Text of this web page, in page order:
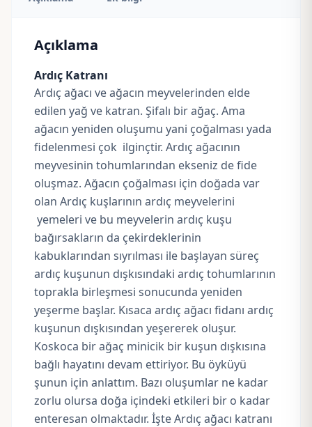
Açıklama
Ardıç Katranı
Ardıç ağacı ve ağacın meyvelerinden elde
edilen yağ ve katran. Şifalı bir ağaç. Ama
ağacın yeniden oluşumu yani çoğalması yada
fidelenmesi çok ilginçtir. Ardıç ağacının
meyvesinin tohumlarından ekseniz de fide
oluşmaz. Ağacın çoğalması için doğada var
olan Ardıç kuşlarının ardıç meyvelerini
yemeleri ve bu meyvelerin ardıç kuşu
bağırsakların da çekirdeklerinin
kabuklarından sıyrılması ile başlayan süreç
ardıç kuşunun dışkısındaki ardıç tohumlarının
toprakla birleşmesi sonucunda yeniden
yeşerme başlar. Kısaca ardıç ağacı fidanı ardıç
kuşunun dışkısından yeşererek oluşur.
Koskoca bir ağaç minicik bir kuşun dışkısına
bağlı hayatını devam ettiriyor. Bu öyküyü
şunun için anlattım. Bazı oluşumlar ne kadar
zorlu olursa doğa içindeki etkileri bir o kadar
enteresan olmaktadır. İşte Ardıç ağacı katranı